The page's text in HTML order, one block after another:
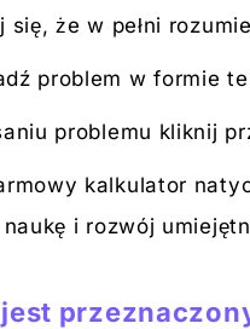
się, że w pełni
problem w formie
problemu kliknij
kalkulator
naukę i rozwój